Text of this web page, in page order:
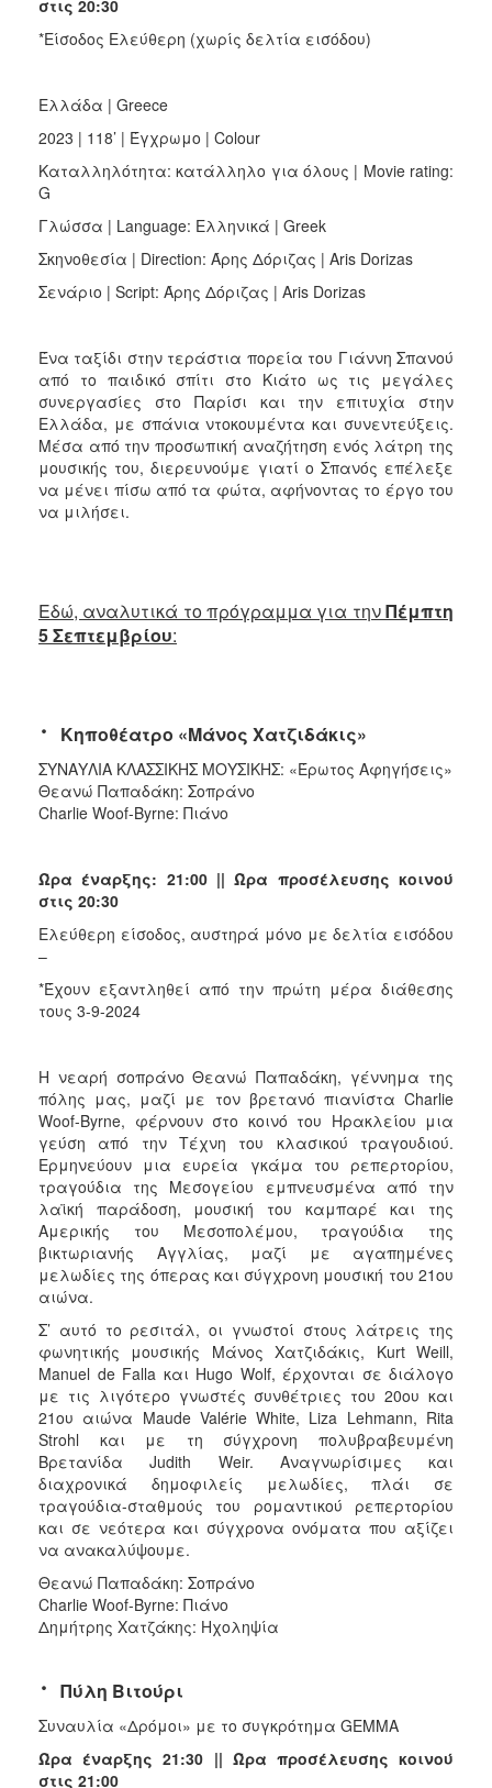
στις 20:30
*Είσοδος Ελεύθερη (χωρίς δελτία εισόδου)
Ελλάδα | Greece
2023 | 118’ | Έγχρωμο | Colour
Καταλληλότητα: κατάλληλο για όλους | Movie rating:
G
Γλώσσα | Language: Ελληνικά | Greek
Σκηνοθεσία | Direction: Άρης Δόριζας | Aris Dorizas
Σενάριο | Script: Άρης Δόριζας | Aris Dorizas
Ένα ταξίδι στην τεράστια πορεία του Γιάννη Σπανού
από το παιδικό σπίτι στο Κιάτο ως τις μεγάλες
συνεργασίες στο Παρίσι και την επιτυχία στην
Ελλάδα, με σπάνια ντοκουμέντα και συνεντεύξεις.
Μέσα από την προσωπική αναζήτηση ενός λάτρη της
μουσικής του, διερευνούμε γιατί ο Σπανός επέλεξε
να μένει πίσω από τα φώτα, αφήνοντας το έργο του
να μιλήσει.
Εδώ, αναλυτικά το πρόγραμμα για τηνΠέμπτη
5 Σεπτεμβρίου:
· Κηποθέατρο «Μάνος Χατζιδάκις»
ΣΥΝΑΥΛΙΑ ΚΛΑΣΣΙΚΗΣ ΜΟΥΣΙΚΗΣ: «Έρωτος Αφηγήσεις»
Θεανώ Παπαδάκη: Σοπράνο
Charlie Woof-Byrne: Πιάνο
Ώρα έναρξης: 21:00 || Ώρα προσέλευσης κοινού
στις 20:30
Ελεύθερη είσοδος, αυστηρά μόνο με δελτία εισόδου
–
*Έχουν εξαντληθεί από την πρώτη μέρα διάθεσης
τους 3-9-2024
Η νεαρή σοπράνο Θεανώ Παπαδάκη, γέννημα της
πόλης μας, μαζί με τον βρετανό πιανίστα Charlie
Woof-Byrne, φέρνουν στο κοινό του Ηρακλείου μια
γεύση από την Τέχνη του κλασικού τραγουδιού.
Ερμηνεύουν μια ευρεία γκάμα του ρεπερτορίου,
τραγούδια της Μεσογείου εμπνευσμένα από την
λαϊκή παράδοση, μουσική του καμπαρέ και της
Αμερικής του Μεσοπολέμου, τραγούδια της
βικτωριανής Αγγλίας, μαζί με αγαπημένες
μελωδίες της όπερας και σύγχρονη μουσική του 21ου
αιώνα.
Σ’ αυτό το ρεσιτάλ, οι γνωστοί στους λάτρεις της
φωνητικής μουσικής Μάνος Χατζιδάκις, Kurt Weill,
Manuel de Falla και Hugo Wolf, έρχονται σε διάλογο
με τις λιγότερο γνωστές συνθέτριες του 20ου και
21ου αιώνα Maude Valérie White, Liza Lehmann, Rita
Strohl και με τη σύγχρονη πολυβραβευμένη
Βρετανίδα Judith Weir. Αναγνωρίσιμες και
διαχρονικά δημοφιλείς μελωδίες, πλάι σε
τραγούδια-σταθμούς του ρομαντικού ρεπερτορίου
και σε νεότερα και σύγχρονα ονόματα που αξίζει
να ανακαλύψουμε.
Θεανώ Παπαδάκη: Σοπράνο
Charlie Woof-Byrne: Πιάνο
Δημήτρης Χατζάκης: Ηχοληψία
· Πύλη Βιτούρι
Συναυλία «Δρόμοι» με το συγκρότημα GEMMA
Ώρα έναρξης 21:30 || Ώρα προσέλευσης κοινού
στις 21:00